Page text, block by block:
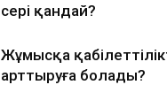
әсері қандай?
Жұмысқа
арттыруға болады?